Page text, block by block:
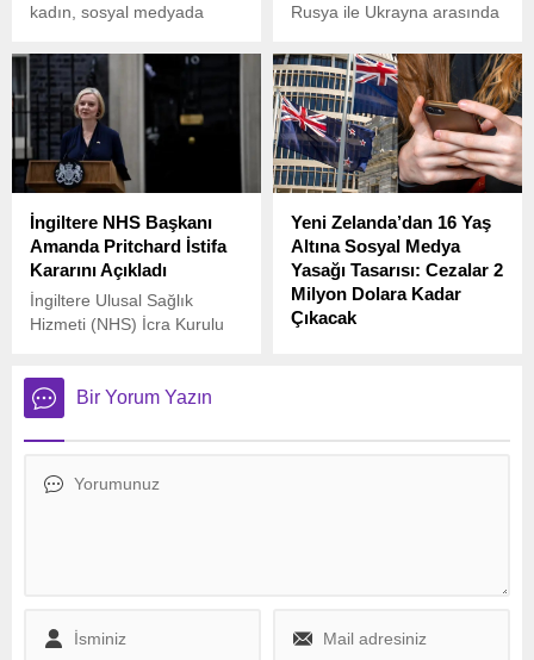
kadın, sosyal medyada
tarafından dolandırıldı.
Uzayda mahsur kaldığını
söyleyen dolandırıcı,
“oksijen satın almak için”
yaşlı kadından 1 milyon yen
aldı.
Rusya ile Ukrayna arasında
İstanbul’da 2 Haziran’da
gerçekleştirilen müzakereler
sonucunda varılan insani
mutabakat kapsamında ilk
esir takası gerçekleştirildi.
İngiltere NHS Başkanı
Amanda Pritchard İstifa
Kararını Açıkladı
İngiltere Ulusal Sağlık
Hizmeti (NHS) İcra Kurulu
görevinden istifa ettiğini
duyurdu.
Yeni Zelanda’dan 16 Yaş
Altına Sosyal Medya
Yasağı Tasarısı: Cezalar 2
Milyon Dolara Kadar
Çıkacak
korumak amacıyla kapsamlı
Bir Yorum Yazın